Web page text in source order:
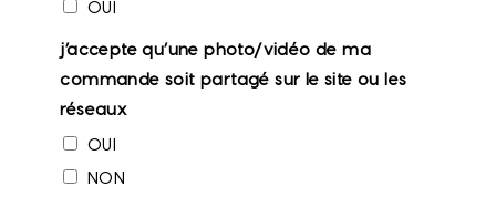
OUI
j’accepte qu’une photo/vidéo de ma
commande soit partagé sur le site ou les
réseaux
OUI
NON